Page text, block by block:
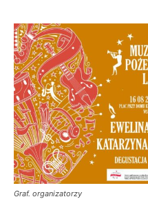
Graf. organizatorzy